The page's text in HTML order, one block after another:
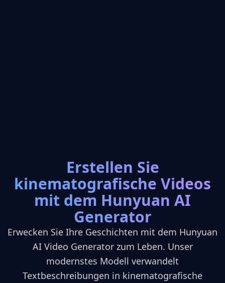
Erstellen Sie
kinematografische Videos
mit dem Hunyuan AI
Generator
Erwecken Sie Ihre Geschichten mit dem Hunyuan
AI Video Generator zum Leben. Unser
modernstes Modell verwandelt
Textbeschreibungen in kinematografische